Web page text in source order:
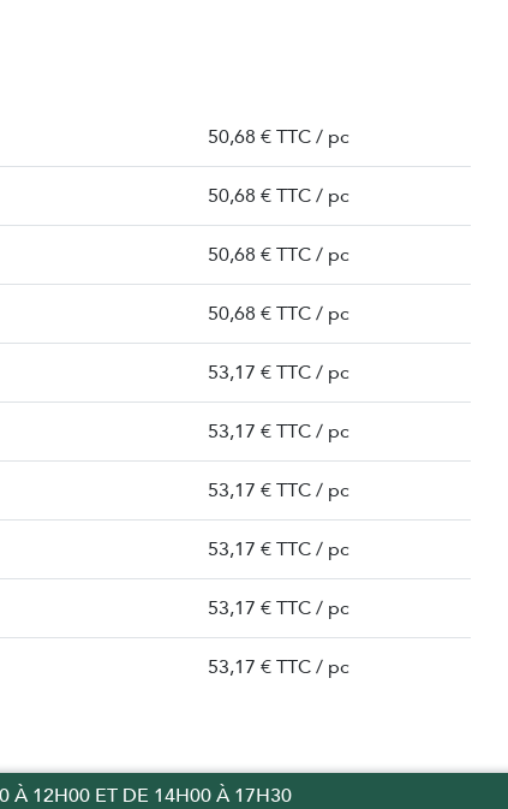
50,68 € TTC / pc
50,68 € TTC / pc
50,68 € TTC / pc
50,68 € TTC / pc
53,17 € TTC / pc
53,17 € TTC / pc
53,17 € TTC / pc
53,17 € TTC / pc
53,17 € TTC / pc
53,17 € TTC / pc
À 12H00 ET DE 14H00 À 17H30